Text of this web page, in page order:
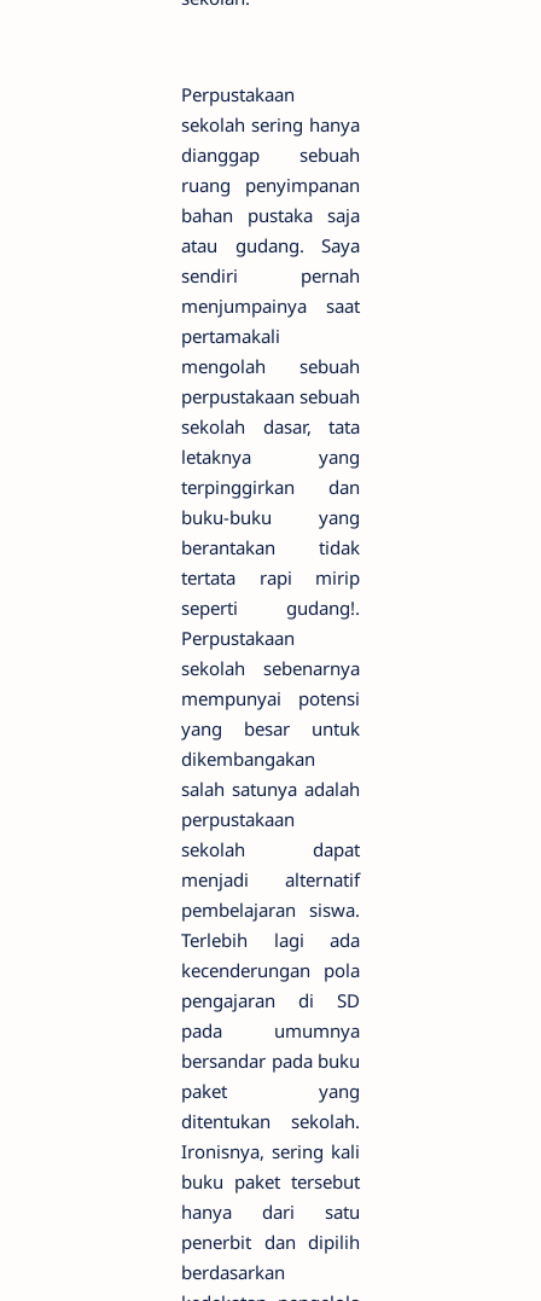
Perpustakaan
sekolah sering hanya
dianggap sebuah
ruang penyimpanan
bahan pustaka saja
atau gudang. Saya
sendiri pernah
menjumpainya saat
pertamakali
mengolah sebuah
perpustakaan sebuah
sekolah dasar, tata
letaknya yang
terpinggirkan dan
buku-buku yang
berantakan tidak
tertata rapi mirip
seperti gudang!.
Perpustakaan
sekolah sebenarnya
mempunyai potensi
yang besar untuk
dikembangakan
salah satunya adalah
perpustakaan
sekolah dapat
menjadi alternatif
pembelajaran siswa.
Terlebih lagi ada
kecenderungan pola
pengajaran di SD
pada umumnya
bersandar pada buku
paket yang
ditentukan sekolah.
Ironisnya, sering kali
buku paket tersebut
hanya dari satu
penerbit dan dipilih
berdasarkan